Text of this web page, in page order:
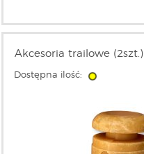
Akcesoria trailowe (2szt.)
Dostępna ilość: